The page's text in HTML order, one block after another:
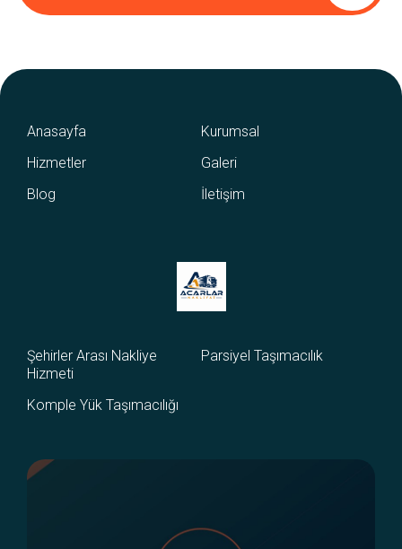
Anasayfa
Kurumsal
Hizmetler
Galeri
Blog
İletişim
Şehirler Arası Nakliye
Hizmeti
Parsiyel Taşımacılık
Komple Yük Taşımacılığı